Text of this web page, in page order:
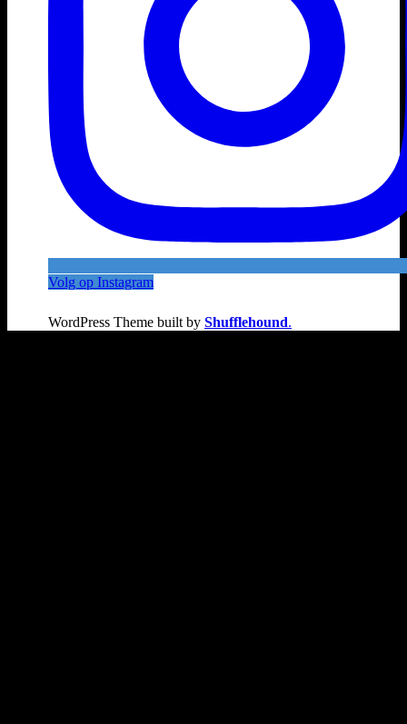
Volg op Instagram
WordPress Theme built by Shufflehound.